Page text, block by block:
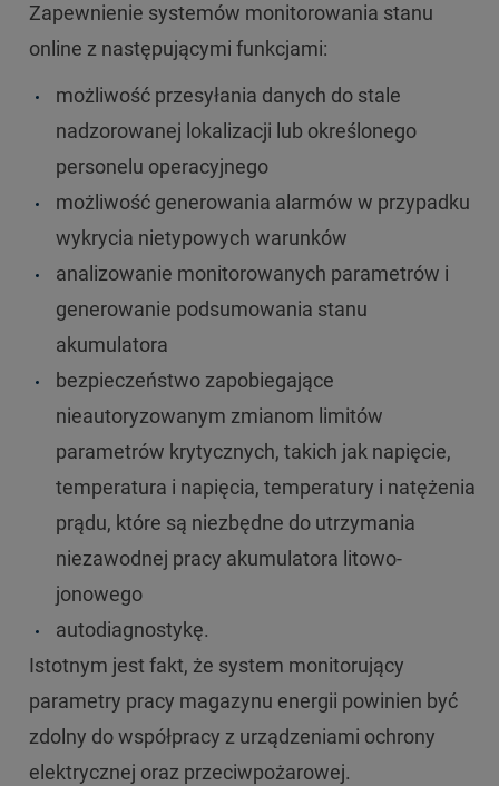
Zapewnienie systemów monitorowania stanu
online z następującymi funkcjami:
możliwość przesyłania danych do stale
nadzorowanej lokalizacji lub określonego
personelu operacyjnego
możliwość generowania alarmów w przypadku
wykrycia nietypowych warunków
analizowanie monitorowanych parametrów i
generowanie podsumowania stanu
akumulatora
bezpieczeństwo zapobiegające
nieautoryzowanym zmianom limitów
parametrów krytycznych, takich jak napięcie,
temperatura i napięcia, temperatury i natężenia
prądu, które są niezbędne do utrzymania
niezawodnej pracy akumulatora litowo-
jonowego
autodiagnostykę.
Istotnym jest fakt, że system monitorujący
parametry pracy magazynu energii powinien być
zdolny do współpracy z urządzeniami ochrony
elektrycznej oraz przeciwpożarowej.